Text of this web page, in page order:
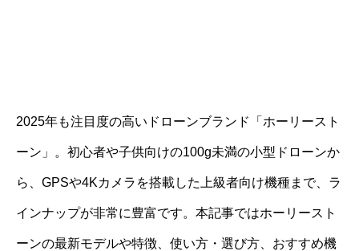
2025年も注目度の高いドローンブランド「ホーリースト
ーン」。初心者や子供向けの100g未満の小型ドローンか
ら、GPSや4Kカメラを搭載した上級者向け機種まで、ラ
インナップが非常に豊富です。本記事ではホーリースト
ーンの最新モデルや特徴、使い方・選び方、おすすめ機